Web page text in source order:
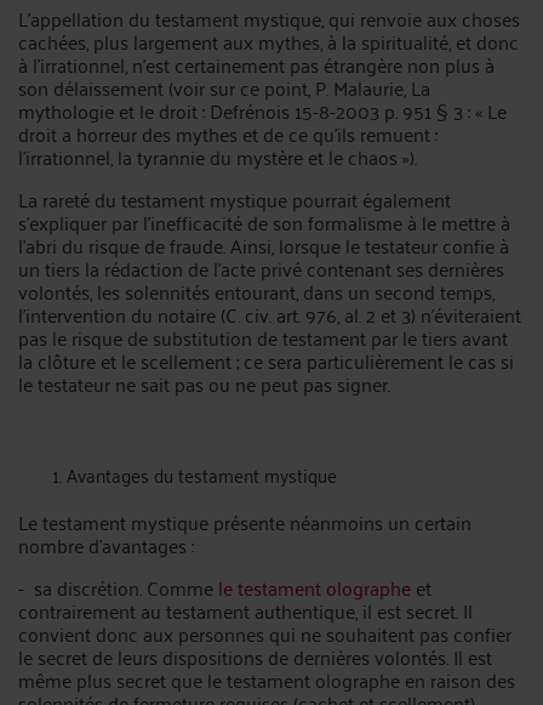
L'appellation du testament mystique, qui renvoie aux choses
cachées, plus largement aux mythes, à la spiritualité, et donc
à l'irrationnel, n'est certainement pas étrangère non plus à
son délaissement (voir sur ce point, P. Malaurie, La
mythologie et le droit : Defrénois 15-8-2003 p. 951 § 3 : « Le
droit a horreur des mythes et de ce qu'ils remuent :
l'irrationnel, la tyrannie du mystère et le chaos »).
La rareté du testament mystique pourrait également
s'expliquer par l'inefficacité de son formalisme à le mettre à
l'abri du risque de fraude. Ainsi, lorsque le testateur confie à
un tiers la rédaction de l'acte privé contenant ses dernières
volontés, les solennités entourant, dans un second temps,
l'intervention du notaire (C. civ. art. 976, al. 2 et 3) n'éviteraient
pas le risque de substitution de testament par le tiers avant
la clôture et le scellement ; ce sera particulièrement le cas si
le testateur ne sait pas ou ne peut pas signer.
Avantages du testament mystique
Le testament mystique présente néanmoins un certain
nombre d'avantages :
- sa discrétion. Commele testament olographeet
contrairement au testament authentique, il est secret. Il
convient donc aux personnes qui ne souhaitent pas confier
le secret de leurs dispositions de dernières volontés. Il est
même plus secret que le testament olographe en raison des